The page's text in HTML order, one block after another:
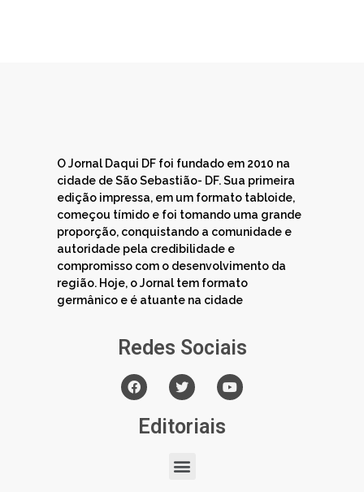
O Jornal Daqui DF foi fundado em 2010 na
cidade de São Sebastião- DF. Sua primeira
edição impressa, em um formato tabloide,
começou tímido e foi tomando uma grande
proporção, conquistando a comunidade e
autoridade pela credibilidade e
compromisso com o desenvolvimento da
região. Hoje, o Jornal tem formato
germânico e é atuante na cidade
Redes Sociais
Editoriais